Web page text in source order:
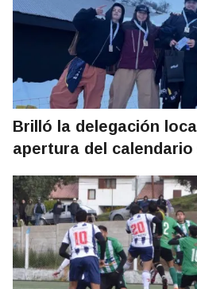
Brilló la delegación
apertura del